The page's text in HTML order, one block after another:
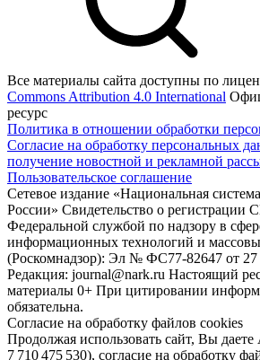
Все материалы сайта доступны по
Commons Attribution 4.0 International
ресурс
Политика в отношении обработки
Согласие на обработку персональных
получение новостной и рекламной
Пользовательское соглашение
Сетевое издание «Национальная
России» Свидетельство о
Федеральной службой по надзору в
информационных технологий и
(Роскомнадзор): Эл № ФС77-82647 от 27
Редакция: journal@nark.ru Настоящий
материалы 0+ При цитировании
обязательна.
Согласие на обработку файлов cookies
Продолжая использовать сайт, Вы
7 710 475 530), согласие на обработку